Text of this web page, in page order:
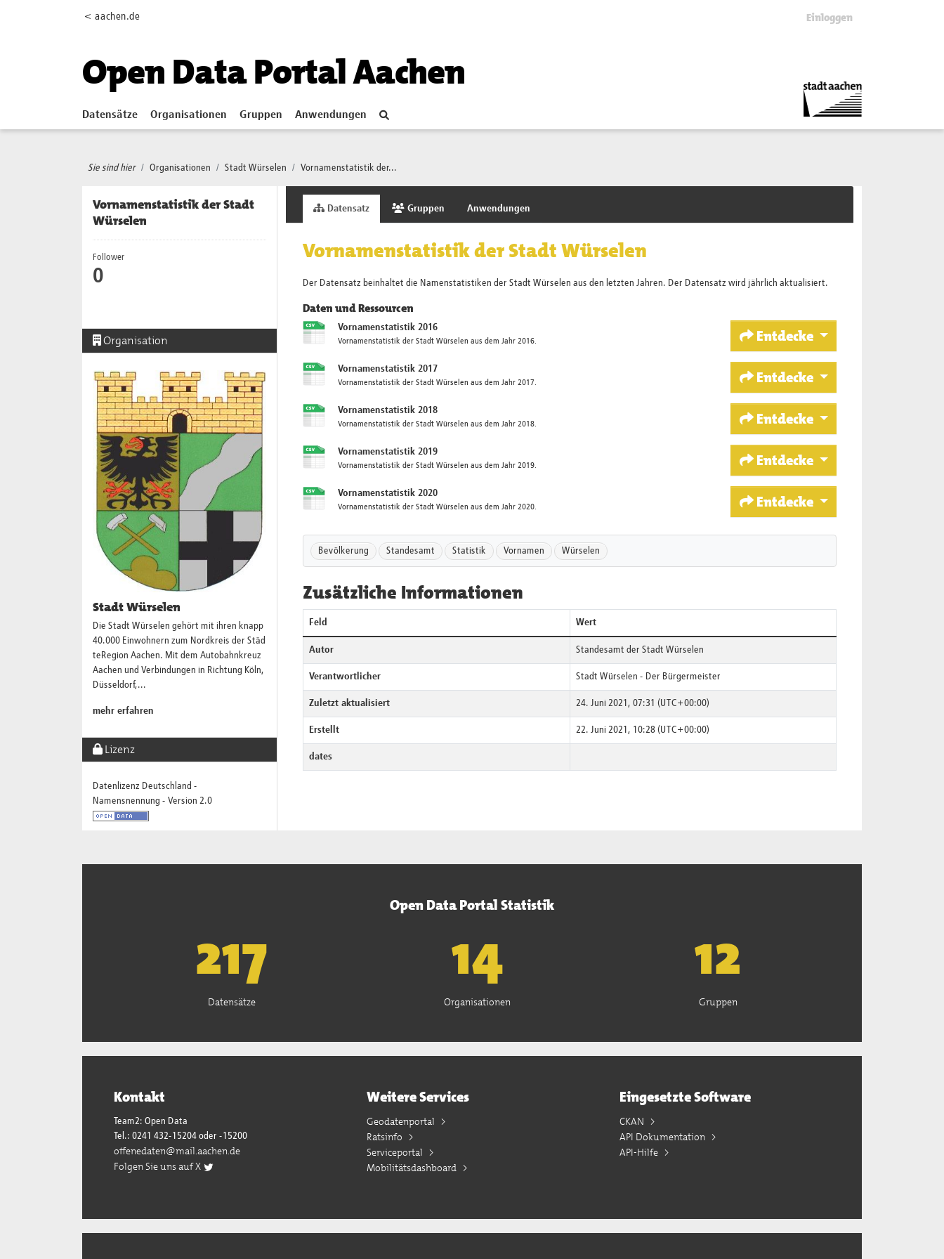
< aachen.de Einloggen
Open Data Portal Aachen
Datensätze Organisationen Gruppen Anwendungen
Sie sind hier Organisationen Stadt Würselen Vornamenstatistik der...
Vornamenstatistik der Stadt
Würselen
Follower
0
Organisation
Stadt Würselen
Die Stadt Würselen gehört mit ihren knapp
40.000 Einwohnern zum Nordkreis der Städ
teRegion Aachen. Mit dem Autobahnkreuz
Aachen und Verbindungen in Richtung Köln,
Düsseldorf,...
mehr erfahren
Lizenz
Datenlizenz Deutschland -
Namensnennung - Version 2.0
Datensatz Gruppen Anwendungen
Vornamenstatistik der Stadt Würselen
Der Datensatz beinhaltet die Namenstatistiken der Stadt Würselen aus den letzten Jahren. Der Datensatz wird jährlich aktualisiert.
Daten und Ressourcen
Vornamenstatistik 2016
Vornamenstatistik der Stadt Würselen aus dem Jahr 2016. Entdecke
Vornamenstatistik 2017
Vornamenstatistik der Stadt Würselen aus dem Jahr 2017. Entdecke
Vornamenstatistik 2018
Vornamenstatistik der Stadt Würselen aus dem Jahr 2018. Entdecke
Vornamenstatistik 2019
Vornamenstatistik der Stadt Würselen aus dem Jahr 2019. Entdecke
Vornamenstatistik 2020
Vornamenstatistik der Stadt Würselen aus dem Jahr 2020. Entdecke
Bevölkerung Standesamt Statistik Vornamen Würselen
Zusätzliche Informationen
Feld Wert
Autor Standesamt der Stadt Würselen
Verantwortlicher Stadt Würselen - Der Bürgermeister
Zuletzt aktualisiert 24. Juni 2021, 07:31 (UTC+00:00)
Erstellt 22. Juni 2021, 10:28 (UTC+00:00)
dates
Open Data Portal Statistik
221
Datensätze
15
Organisationen
13
Gruppen
Kontakt
Team2: Open Data
Tel.: 0241 432-15204 oder -15200
offenedaten@mail.aachen.de
Folgen Sie uns auf X
Weitere Services
Geodatenportal
Ratsinfo
Serviceportal
Mobilitätsdashboard
Eingesetzte Software
CKAN
API Dokumentation
API-Hilfe